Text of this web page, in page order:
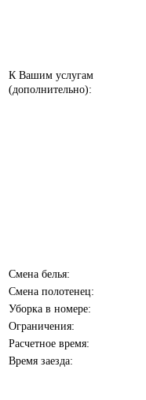
К Вашим услугам
(дополнительно):
Смена белья:
Смена полотенец:
Уборка в номере:
Ограничения:
Расчетное время:
Время заезда: